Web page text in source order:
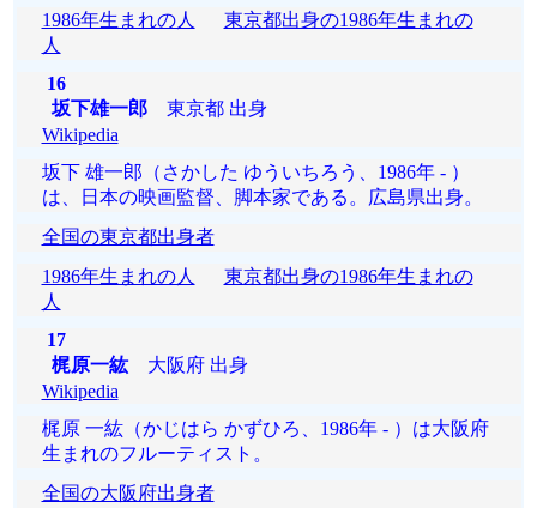
1986年生まれの人
東京都出身の1986年生まれの
人
16
坂下雄一郎東京都 出身
Wikipedia
坂下 雄一郎（さかした ゆういちろう、1986年 - ）
は、日本の映画監督、脚本家である。広島県出身。
全国の東京都出身者
1986年生まれの人
東京都出身の1986年生まれの
人
17
梶原一紘大阪府 出身
Wikipedia
梶原 一紘（かじはら かずひろ、1986年 - ）は大阪府
生まれのフルーティスト。
全国の大阪府出身者